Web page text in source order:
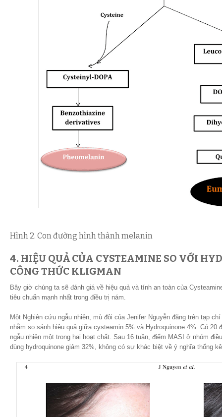
Hình 2. Con đường hình thành melanin
4. HIỆU QUẢ CỦA CYSTEAMINE SO VỚI
CÔNG THỨC KLIGMAN
Bây giờ chúng ta sẽ đánh giá về hiệu quả và tính an toàn của
tiêu chuẩn mạnh nhất trong điều trị nám.
Một Nghiên cứu ngẫu nhiên, mù đôi của Jenifer Nguyễn đăng trên tạp
nhằm so sánh hiệu quả giữa cysteamin 5% và Hydroquinone 4%. Có
ngẫu nhiên một trong hai hoạt chất. Sau 16 tuần, điểm MASI ở nhóm
dùng hydroquinone giảm 32%, không có sự khác biệt về ý nghĩa thống